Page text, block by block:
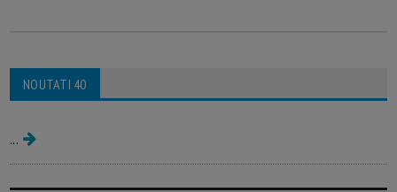
NOUTATI 40
Ghidul frumusetii peste 40 de ani
...